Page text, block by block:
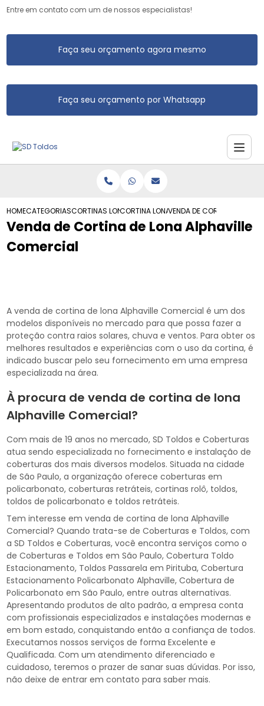
Entre em contato com um de nossos especialistas!
Faça seu orçamento agora mesmo
Faça seu orçamento por Whatsapp
HOMECATEGORIASCORTINAS LONACORTINA LONA ROLOVENDA DE CORTINA DE
Venda de Cortina de Lona Alphaville
Comercial
A venda de cortina de lona Alphaville Comercial é um dos
modelos disponíveis no mercado para que possa fazer a
proteção contra raios solares, chuva e ventos. Para obter os
melhores resultados e experiências com o uso da cortina, é
indicado buscar pelo seu fornecimento em uma empresa
especializada na área.
À procura de venda de cortina de lona
Alphaville Comercial?
Com mais de 19 anos no mercado, SD Toldos e Coberturas
atua sendo especializada no fornecimento e instalação de
coberturas dos mais diversos modelos. Situada na cidade
de São Paulo, a organização oferece coberturas em
policarbonato, coberturas retráteis, cortinas rolô, toldos,
toldos de policarbonato e toldos retráteis.
Tem interesse em venda de cortina de lona Alphaville
Comercial? Quando trata-se de Coberturas e Toldos, com
a SD Toldos e Coberturas, você encontra serviços como o
de Coberturas e Toldos em São Paulo, Cobertura Toldo
Estacionamento, Toldos Passarela em Pirituba, Cobertura
Estacionamento Policarbonato Alphaville, Cobertura de
Policarbonato em São Paulo, entre outras alternativas.
Apresentando produtos de alto padrão, a empresa conta
com profissionais especializados e instalações modernas e
em bom estado, conquistando então a confiança de todos.
Executamos nossos serviços de forma Excelente e
Qualificada. Com um atendimento diferenciado e
cuidadoso, teremos o prazer de sanar suas dúvidas. Por isso,
não deixe de entrar em contato para saber mais.